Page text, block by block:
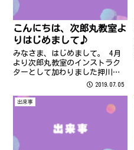
こんにちは、次郎丸教室よ
りはじめまして♪
みなさま、はじめまして。 4月
より次郎丸教室のインストラク
ターとして加わりました押川と
申します。 今年はパソコン県民
HAPPY YEAR！に パソコンがで
きるようになる喜びをみなさん
2019.07.05
出来事